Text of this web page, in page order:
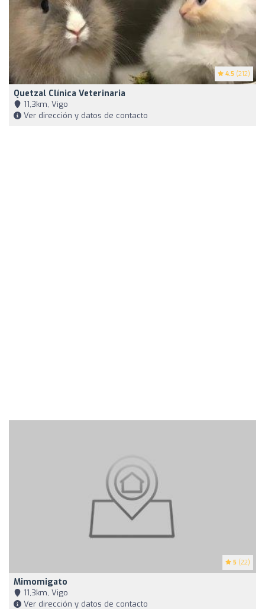
4.5 (212)
Quetzal Clínica Veterinaria
11,3km, Vigo
Ver dirección y datos de contacto
5 (22)
Mimomigato
11,3km, Vigo
Ver dirección y datos de contacto